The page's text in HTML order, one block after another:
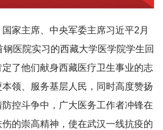
家主席、中央军委主席习近平2月
医院实习的西藏大学医学院学生回
了他们献身西藏医疗卫生事业的志
领、服务基层人民，同时高度赞扬
控斗争中，广大医务工作者冲锋在
的崇高精神，使在武汉一线抗疫的